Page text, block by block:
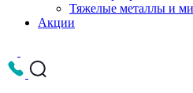
Тяжелые металлы и
Акции